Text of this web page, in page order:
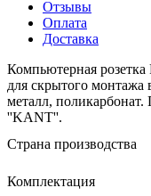
Отзывы
Оплата
Доставка
Компьютерная
для скрытого монтажа
металл,
''KANT''.
Страна производства
Комплектация